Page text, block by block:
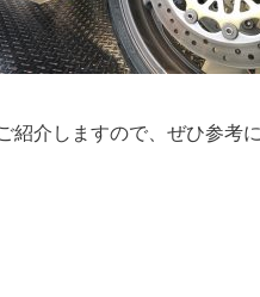
紹介しますので、ぜひ参考